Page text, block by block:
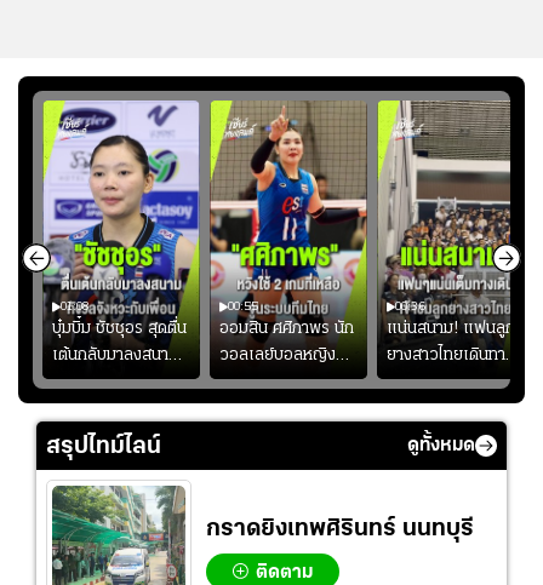
01:08
บุ๋มบิ๋ม ชัชชุอร สุดตื่น
เต้นกลับมาลงสนาม
ให้ทีมชาติ แอบกังวล
จังหวะไม่เข้ากับเพื่อน
00:55
ออมสิน ศศิภาพร นัก
วอลเลย์บอลหญิงทีม
ชาติไทย หวังใช้ 2
เกมที่เหลือ ปรับจู
00:36
แน่นสนาม! แฟนลูก
ยางสาวไทยเดินทาง
เข้ามาเชียร์สาวไทย
อย่างคึกคัก เพื่อให้
กำลังใจ ก่อนที่สาว
สรุปไทม์ไลน์ ดูทั้งหมด
กราดยิงเทพศิรินทร์ นนทบุรี
ติดตาม